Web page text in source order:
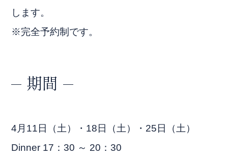
カフェメニュー
レストランメニュー
します。
※完全予約制です。
期間
4月11日（土）・18日（土）・25日（土）
Dinner 17：30 ～ 20：30